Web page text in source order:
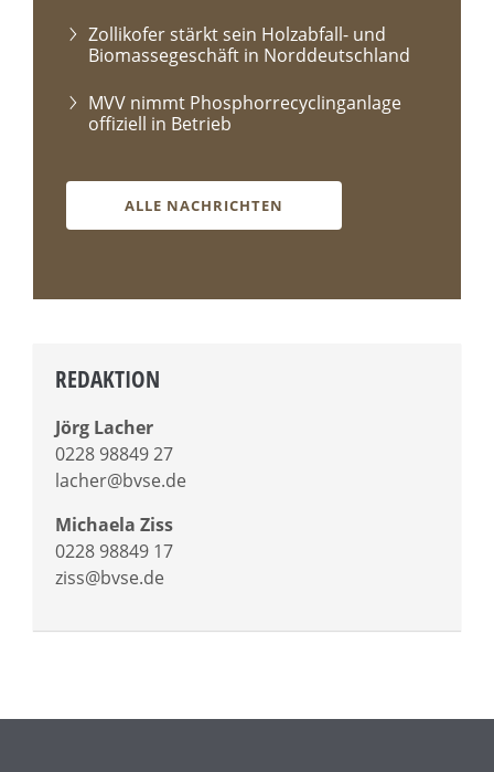
Zollikofer stärkt sein Holzabfall- und
Biomassegeschäft in Norddeutschland
MVV nimmt Phosphorrecyclinganlage
offiziell in Betrieb
ALLE NACHRICHTEN
REDAKTION
Jörg Lacher
0228 98849 27
lacher@bvse.de
Michaela Ziss
0228 98849 17
ziss@bvse.de